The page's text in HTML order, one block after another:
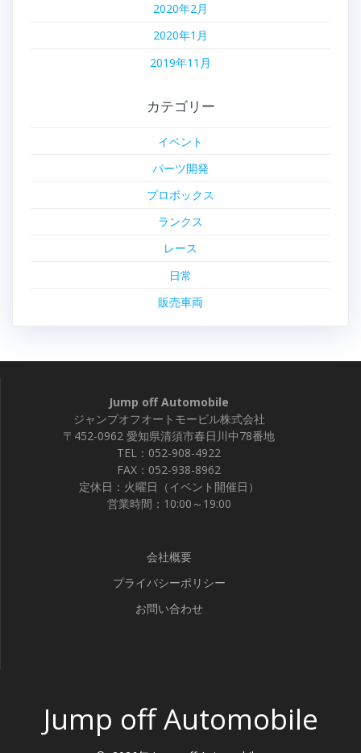
2020年2月
2020年1月
2019年11月
カテゴリー
イベント
パーツ開発
プロボックス
ランクス
レース
日常
販売車両
Jump off Automobile
ジャンプオフオートモービル株式会社
〒452-0962 愛知県清須市春日川中78番地
TEL：052-908-4922
FAX：052-938-8962
定休日：火曜日（イベント開催日）
営業時間：10:00～19:00
会社概要
プライバシーポリシー
お問い合わせ
Jump off Automobile